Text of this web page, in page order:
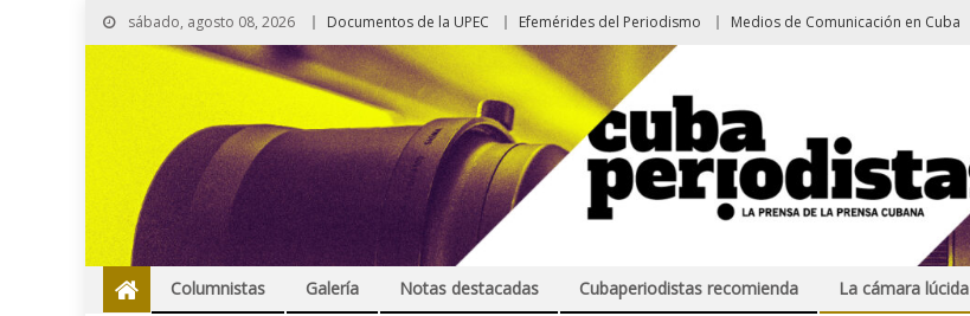
sábado, agosto 08, 2026 Documentos de la UPEC Efemérides del Periodismo Medios de Comunicación en Cuba
Columnistas Galería Notas destacadas Cubaperiodistas recomienda La cámara lúcida